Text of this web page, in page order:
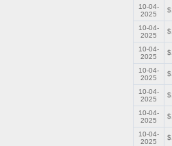
10-04-
2025
10-04-
2025
10-04-
2025
10-04-
2025
10-04-
2025
10-04-
2025
10-04-
2025